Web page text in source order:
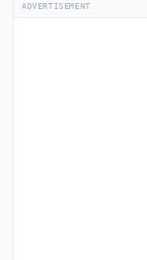
ADVERTISEMENT